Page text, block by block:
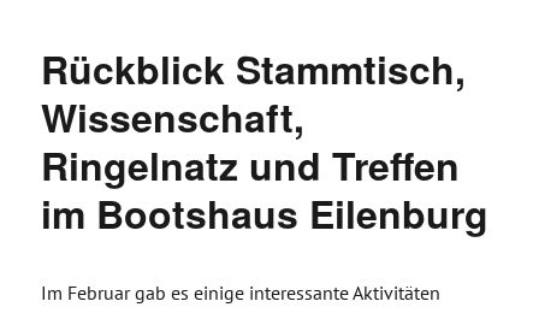
Rückblick Stammtisch,
Wissenschaft,
Ringelnatz und Treffen
im Bootshaus Eilenburg
Im Februar gab es einige interessante Aktivitäten